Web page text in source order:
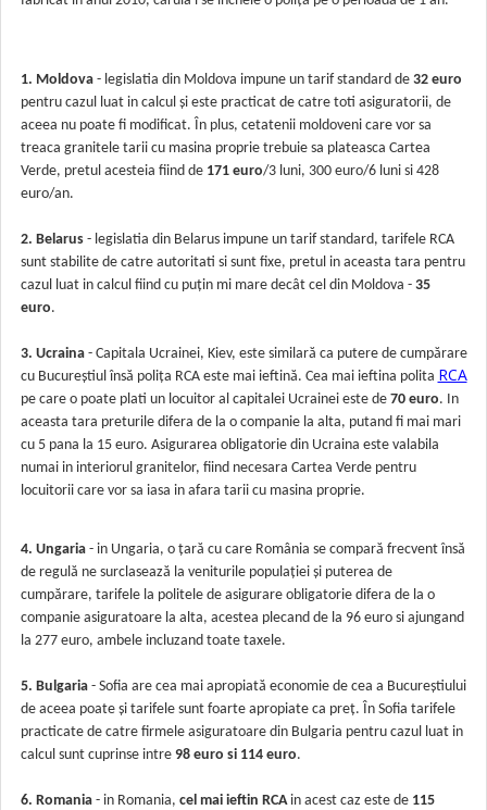
1. Moldova- legislatia din Moldova impune un tarif standard de 32 euro
pentru cazul luat in calcul și este practicat de catre toti asiguratorii, de
aceea nu poate fi modificat. În plus, cetatenii moldoveni care vor sa
treaca granitele tarii cu masina proprie trebuie sa plateasca Cartea
Verde, pretul acesteia fiind de 171 euro/3 luni, 300 euro/6 luni si 428
euro/an.
2. Belarus- legislatia din Belarus impune un tarif standard, tarifele RCA
sunt stabilite de catre autoritati si sunt fixe, pretul in aceasta tara pentru
cazul luat in calcul fiind cu puțin mi mare decât cel din Moldova - 35
euro.
3. Ucraina- Capitala Ucrainei, Kiev, este similară ca putere de cumpărare
cu Bucureștiul însă polița RCA este mai ieftină. Cea mai ieftina polita RCA
pe care o poate plati un locuitor al capitalei Ucrainei este de 70 euro. In
aceasta tara preturile difera de la o companie la alta, putand fi mai mari
cu 5 pana la 15 euro. Asigurarea obligatorie din Ucraina este valabila
numai in interiorul granitelor, fiind necesara Cartea Verde pentru
locuitorii care vor sa iasa in afara tarii cu masina proprie.
4. Ungaria- in Ungaria, o țară cu care România se compară frecvent însă
de regulă ne surclasează la veniturile populației și puterea de
cumpărare, tarifele la politele de asigurare obligatorie difera de la o
companie asiguratoare la alta, acestea plecand de la 96 euro si ajungand
la 277 euro, ambele incluzand toate taxele.
5. Bulgaria- Sofia are cea mai apropiată economie de cea a Bucureștiului
de aceea poate și tarifele sunt foarte apropiate ca preț. În Sofia tarifele
practicate de catre firmele asiguratoare din Bulgaria pentru cazul luat in
calcul sunt cuprinse intre 98 euro si 114 euro.
6. Romania- in Romania, cel mai ieftin RCAin acest caz este de 115